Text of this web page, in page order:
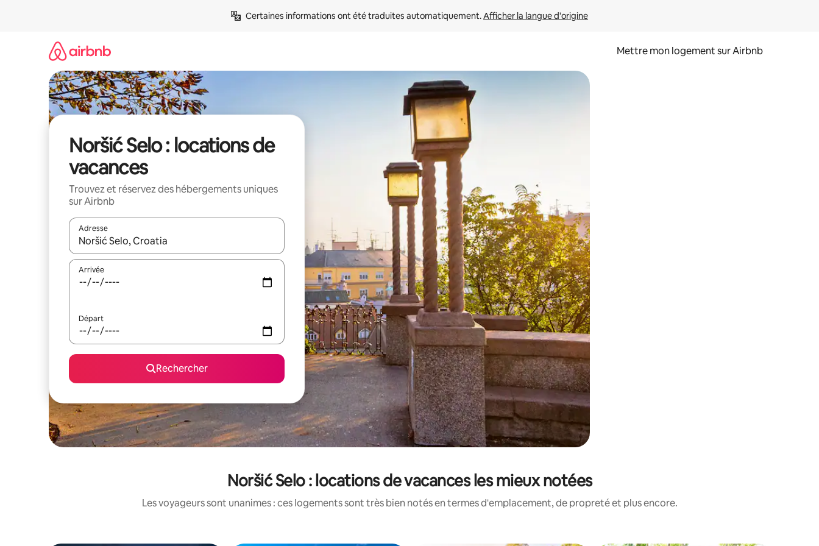
Certaines informations ont été traduites automatiquement. Afficher la langue d'origine
Mettre mon logement sur Airbnb
Noršić Selo : locations de
vacances
Trouvez et réservez des hébergements uniques
sur Airbnb
Adresse
Lorsque les résultats s'affichent, utilisez les flèches vers le haut et vers le bas pour les parcourir ou en appuyant et en faisant glisser.
Arrivée
Départ
Rechercher
Noršić Selo : locations de vacances les mieux notées
Les voyageurs sont unanimes : ces logements sont très bien notés en termes d'emplacement, de propreté et plus encore.